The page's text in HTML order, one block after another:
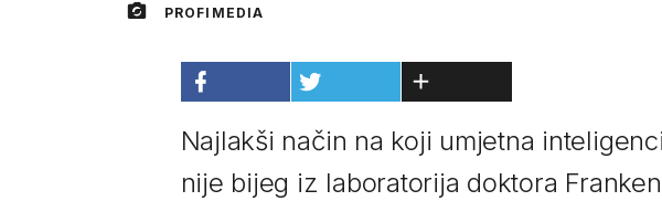
PROFIMEDIA
Najlakši način na koji umjetna
nije bijeg iz laboratorija doktora